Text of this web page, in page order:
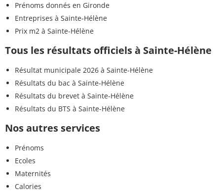
Prénoms donnés en Gironde
Entreprises à Sainte-Hélène
Prix m2 à Sainte-Hélène
Tous les résultats officiels à Sainte-Hélène
Résultat municipale 2026 à Sainte-Hélène
Résultats du bac à Sainte-Hélène
Résultats du brevet à Sainte-Hélène
Résultats du BTS à Sainte-Hélène
Nos autres services
Prénoms
Ecoles
Maternités
Calories